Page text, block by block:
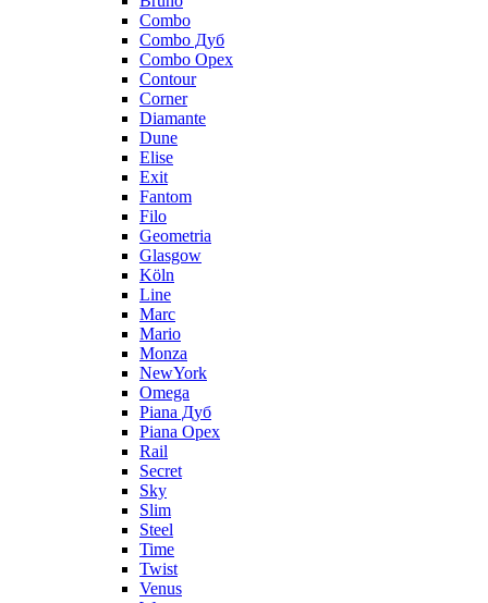
Combo
Combo Дуб
Combo Орех
Contour
Corner
Diamante
Dune
Elise
Exit
Fantom
Filo
Geometria
Glasgow
Köln
Line
Marc
Mario
Monza
NewYork
Omega
Piana Дуб
Piana Орех
Rail
Secret
Sky
Slim
Steel
Time
Twist
Venus